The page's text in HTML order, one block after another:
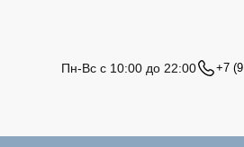
Пн-Вс с 10:00 до 22:00 +7